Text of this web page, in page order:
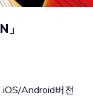
Android버전